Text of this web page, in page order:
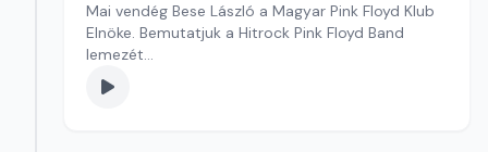
Mai vendég Bese László a Magyar Pink Floyd Klub
Elnöke. Bemutatjuk a Hitrock Pink Floyd Band
lemezét
Szerkesztő: Balogh Tibor